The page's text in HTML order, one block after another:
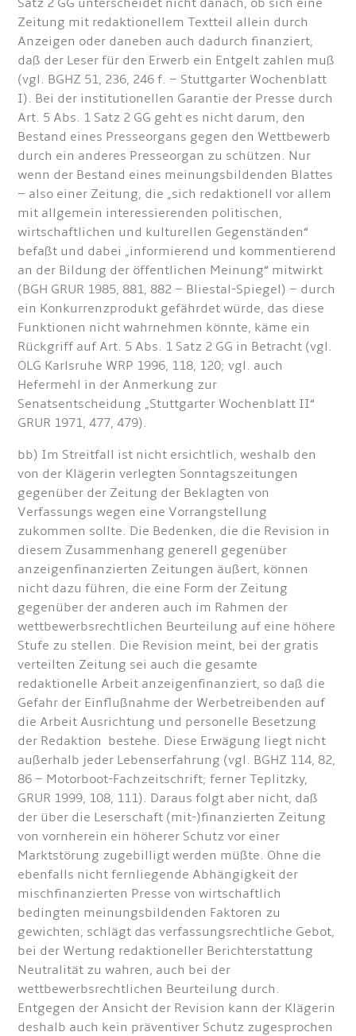
Satz 2 GG unterscheidet nicht danach, ob sich eine
Zeitung mit redaktionellem Textteil allein durch
Anzeigen oder daneben auch dadurch finanziert,
daß der Leser für den Erwerb ein Entgelt zahlen muß
(vgl. BGHZ 51, 236, 246 f. – Stuttgarter Wochenblatt
I). Bei der institutionellen Garantie der Presse durch
Art. 5 Abs. 1 Satz 2 GG geht es nicht darum, den
Bestand eines Presseorgans gegen den Wettbewerb
durch ein anderes Presseorgan zu schützen. Nur
wenn der Bestand eines meinungsbildenden Blattes
– also einer Zeitung, die „sich redaktionell vor allem
mit allgemein interessierenden politischen,
wirtschaftlichen und kulturellen Gegenständen“
befaßt und dabei „informierend und kommentierend
an der Bildung der öffentlichen Meinung“ mitwirkt
(BGH GRUR 1985, 881, 882 – Bliestal-Spiegel) – durch
ein Konkurrenzprodukt gefährdet würde, das diese
Funktionen nicht wahrnehmen könnte, käme ein
Rückgriff auf Art. 5 Abs. 1 Satz 2 GG in Betracht (vgl.
OLG Karlsruhe WRP 1996, 118, 120; vgl. auch
Hefermehl in der Anmerkung zur
Senatsentscheidung „Stuttgarter Wochenblatt II“
GRUR 1971, 477, 479).
bb) Im Streitfall ist nicht ersichtlich, weshalb den
von der Klägerin verlegten Sonntagszeitungen
gegenüber der Zeitung der Beklagten von
Verfassungs wegen eine Vorrangstellung
zukommen sollte. Die Bedenken, die die Revision in
diesem Zusammenhang generell gegenüber
anzeigenfinanzierten Zeitungen äußert, können
nicht dazu führen, die eine Form der Zeitung
gegenüber der anderen auch im Rahmen der
wettbewerbsrechtlichen Beurteilung auf eine höhere
Stufe zu stellen. Die Revision meint, bei der gratis
verteilten Zeitung sei auch die gesamte
redaktionelle Arbeit anzeigenfinanziert, so daß die
Gefahr der Einflußnahme der Werbetreibenden auf
die Arbeit Ausrichtung und personelle Besetzung
der Redaktion bestehe. Diese Erwägung liegt nicht
außerhalb jeder Lebenserfahrung (vgl. BGHZ 114, 82,
86 – Motorboot-Fachzeitschrift; ferner Teplitzky,
GRUR 1999, 108, 111). Daraus folgt aber nicht, daß
der über die Leserschaft (mit-)finanzierten Zeitung
von vornherein ein höherer Schutz vor einer
Marktstörung zugebilligt werden müßte. Ohne die
ebenfalls nicht fernliegende Abhängigkeit der
mischfinanzierten Presse von wirtschaftlich
bedingten meinungsbildenden Faktoren zu
gewichten, schlägt das verfassungsrechtliche Gebot,
bei der Wertung redaktioneller Berichterstattung
Neutralität zu wahren, auch bei der
wettbewerbsrechtlichen Beurteilung durch.
Entgegen der Ansicht der Revision kann der Klägerin
deshalb auch kein präventiver Schutz zugesprochen